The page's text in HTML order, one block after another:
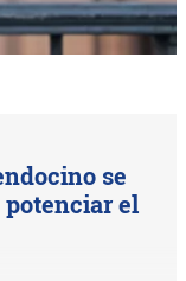
se
potenciar el